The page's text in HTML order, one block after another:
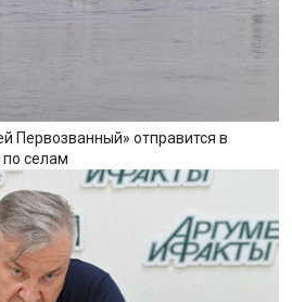
Первозванный» отправится в
по селам